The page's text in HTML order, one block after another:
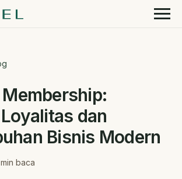
dan
Bisnis Modern
min baca